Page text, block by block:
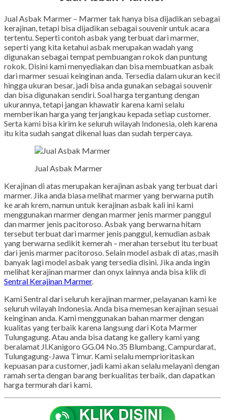
Jual Asbak Marmer – Marmer tak hanya bisa dijadikan sebagai
kerajinan, tetapi bisa dijadikan sebagai souvenir untuk acara
tertentu. Seperti contoh asbak yang terbuat dari marmer,
seperti yang kita ketahui asbak merupakan wadah yang
digunakan sebagai tempat pembuangan rokok dan puntung
rokok. Disini kami menyediakan dan bisa membuatkan asbak
dari marmer sesuai keinginan anda. Tersedia dalam ukuran kecil
hingga ukuran besar, jadi bisa anda gunakan sebagai souvenir
dan bisa digunakan sendiri. Soal harga tergantung dengan
ukurannya, tetapi jangan khawatir karena kami selalu
memberikan harga yang terjangkau kepada setiap customer.
Serta kami bisa kirim ke seluruh wilayah Indonesia, oleh karena
itu kita sudah sangat dikenal luas dan sudah terpercaya.
Jual Asbak Marmer
Kerajinan di atas merupakan kerajinan asbak yang terbuat dari
marmer. Jika anda biasa melihat marmer yang berwarna putih
ke arah krem, namun untuk kerajinan asbak kali ini kami
menggunakan marmer dengan marmer jenis marmer panggul
dan marmer jenis pacitoroso. Asbak yang berwarna hitam
tersebut terbuat dari marmer jenis panggul, kemudian asbak
yang berwarna sedikit kemerah – merahan tersebut itu terbuat
dari jenis marmer pacitoroso. Selain model asbak di atas, masih
banyak lagi model asbak yang tersedia disini. Jika anda ingin
melihat kerajinan marmer dan onyx lainnya anda bisa klik di
Sentral Kerajinan Marmer.
Kami Sentral dari seluruh kerajinan marmer, pelayanan kami ke
seluruh wilayah Indonesia. Anda bisa memesan kerajinan sesuai
keinginan anda. Kami menggunakan bahan marmer dengan
kualitas yang terbaik karena langsung dari Kota Marmer
Tulungagung. Atau anda bisa datang ke gallery kami yang
beralamat Jl.Kanigoro GG.04 No.35 Blumbang, Campurdarat,
Tulungagung-Jawa Timur. Kami selalu memprioritaskan
kepuasan para customer, jadi kami akan selalu melayani dengan
ramah serta dengan barang berkualitas terbaik, dan dapatkan
harga termurah dari kami.